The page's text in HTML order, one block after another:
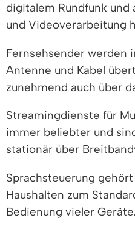
digitalem Rundfunk
und Videoverarbeitung
Fernsehsender werden
Antenne und Kabel
zunehmend auch über
Streamingdienste für
immer beliebter und
stationär über
Sprachsteuerung
Haushalten zum
Bedienung vieler Geräte.